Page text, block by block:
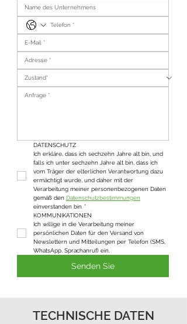
DATENSCHUTZ
Ich erkläre, dass ich sechzehn Jahre alt bin, und
falls ich unter sechzehn Jahre alt bin, dass ich
vom Träger der elterlichen Verantwortung dazu
ermächtigt wurde, und daher mit der
Verarbeitung meiner personenbezogenen Daten
gemäß den Datenschutzbestimmungen
einverstanden bin *
KOMMUNIKATIONEN
Ich willige in die Verarbeitung meiner
persönlichen Daten für den Versand von
Newslettern und Mitteilungen per Telefon (SMS,
WhatsApp, Sprachanruf) ein.
Senden Sie
TECHNISCHE DATEN